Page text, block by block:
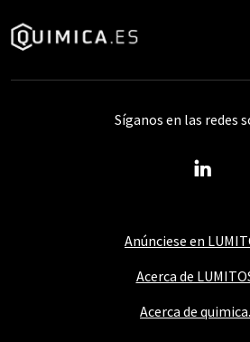
Anúnciese en
Acerca de
Acerca de
Síganos en las redes